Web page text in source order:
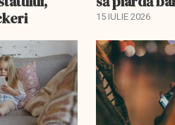
15 IULIE 2026